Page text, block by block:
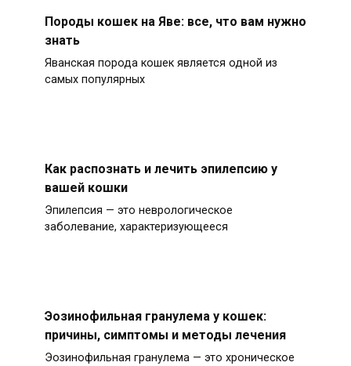
Породы кошек на Яве: все, что вам нужно
знать
Яванская порода кошек является одной из
самых популярных
Как распознать и лечить эпилепсию у
вашей кошки
Эпилепсия — это неврологическое
заболевание, характеризующееся
Эозинофильная гранулема у кошек:
причины, симптомы и методы лечения
Эозинофильная гранулема — это хроническое